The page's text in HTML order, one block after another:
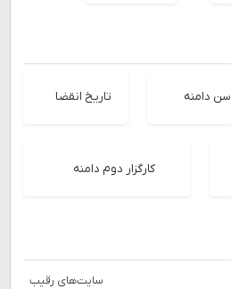
سن دامنه تاریخ انقضا
کارگزار دوم دامنه
سایت‌های رقیب